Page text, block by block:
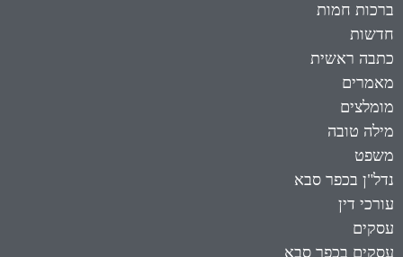
ברכות חמות
חדשות
כתבה ראשית
מאמרים
מומלצים
מילה טובה
משפט
נדל"ן בכפר סבא
עורכי דין
עסקים
עסקים בכפר סבא